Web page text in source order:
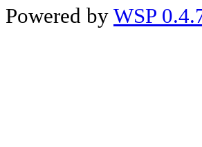
Powered by WSP